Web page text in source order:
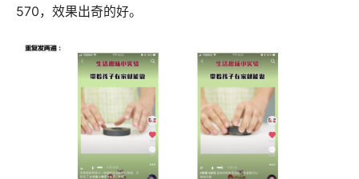
570，效果出奇的好。